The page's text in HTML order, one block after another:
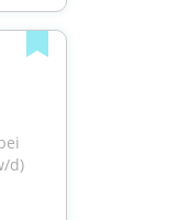
d)